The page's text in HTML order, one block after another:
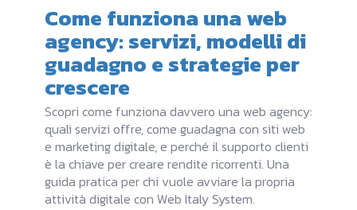
Come funziona una web
agency: servizi, modelli di
guadagno e strategie per
crescere
Scopri come funziona davvero una web agency:
quali servizi offre, come guadagna con siti web
e marketing digitale, e perché il supporto clienti
è la chiave per creare rendite ricorrenti. Una
guida pratica per chi vuole avviare la propria
attività digitale con Web Italy System.